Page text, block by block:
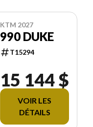
KTM 2027
990 DUKE
T15294
15 144 $
VOIR LES
DÉTAILS